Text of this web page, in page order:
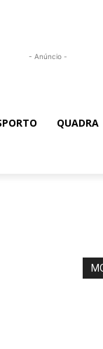
- Anúncio -
QUADRA